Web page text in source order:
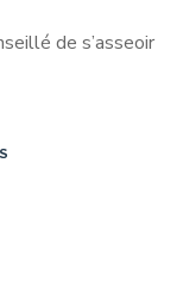
de s’asseoir